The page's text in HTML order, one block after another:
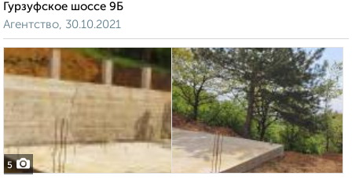
Гурзуфское шоссе 9Б
Агентство, 30.10.2021
5